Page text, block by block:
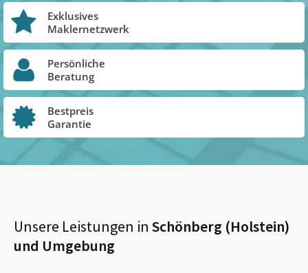
Exklusives
Maklernetzwerk
Persönliche
Beratung
Bestpreis
Garantie
Unsere Leistungen in Schönberg (Holstein)
und Umgebung